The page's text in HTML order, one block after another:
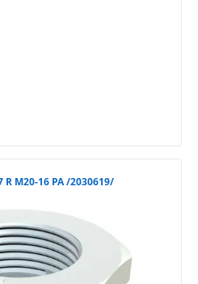
redukce OBO 107 R M20-16 PA /2030619/